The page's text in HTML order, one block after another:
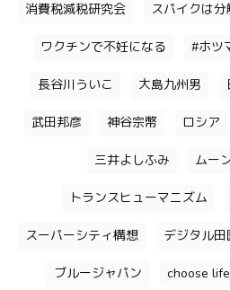
消費税減税研究会 スパイクは
ワクチンで不妊になる #ホツ
長谷川ういこ 大島九州男
武田邦彦 神谷宗幣 ロシア
三井よしふみ ムー
トランスヒューマニズム
スーパーシティ構想 デジタル
ブルージャパン choose